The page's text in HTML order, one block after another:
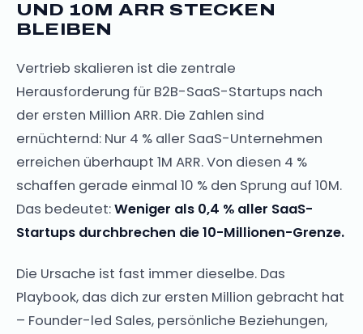
UND 10M ARR STECKEN
BLEIBEN
Vertrieb skalieren ist die zentrale
Herausforderung für B2B-SaaS-Startups nach
der ersten Million ARR. Die Zahlen sind
ernüchternd: Nur 4 % aller SaaS-Unternehmen
erreichen überhaupt 1M ARR. Von diesen 4 %
schaffen gerade einmal 10 % den Sprung auf 10M.
Das bedeutet:Weniger als 0,4 % aller SaaS-
Startups durchbrechen die 10-Millionen-Grenze.
Die Ursache ist fast immer dieselbe. Das
Playbook, das dich zur ersten Million gebracht hat
– Founder-led Sales, persönliche Beziehungen,